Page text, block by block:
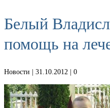
Белый
помощь на
Новости | 31.10.2012 | 0